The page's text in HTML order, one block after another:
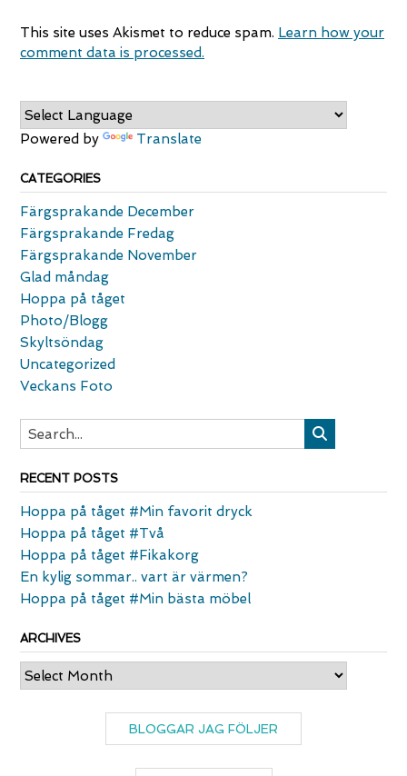
This site uses Akismet to reduce spam. Learn how your
comment data is processed.
Powered by Translate
CATEGORIES
Färgsprakande December
Färgsprakande Fredag
Färgsprakande November
Glad måndag
Hoppa på tåget
Photo/Blogg
Skyltsöndag
Uncategorized
Veckans Foto
RECENT POSTS
Hoppa på tåget #Min favorit dryck
Hoppa på tåget #Två
Hoppa på tåget #Fikakorg
En kylig sommar.. vart är värmen?
Hoppa på tåget #Min bästa möbel
ARCHIVES
Archives
BLOGGAR JAG FÖLJER